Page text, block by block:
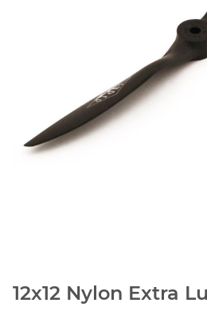
12x12 Nylon Extra